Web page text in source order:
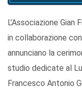
L’Associazione
in collaborazione
annunciano la
studio dedicate al
Francesco Antonio